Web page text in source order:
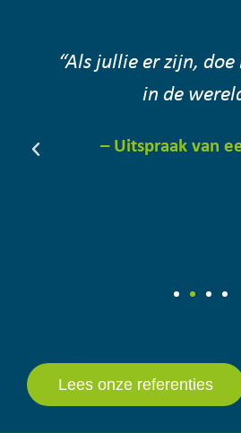
“Als jullie er zijn,
in de
– Uitspraak van
Lees onze referenties